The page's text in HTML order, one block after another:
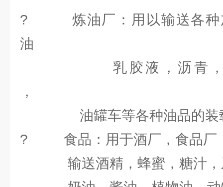
? 炼油厂：用以输送各种
乳胶液，沥青，及
，
油罐车等各种油品的装
? 食品：用于酒厂，食品厂
输送酒精，蜂蜜，糖汁，